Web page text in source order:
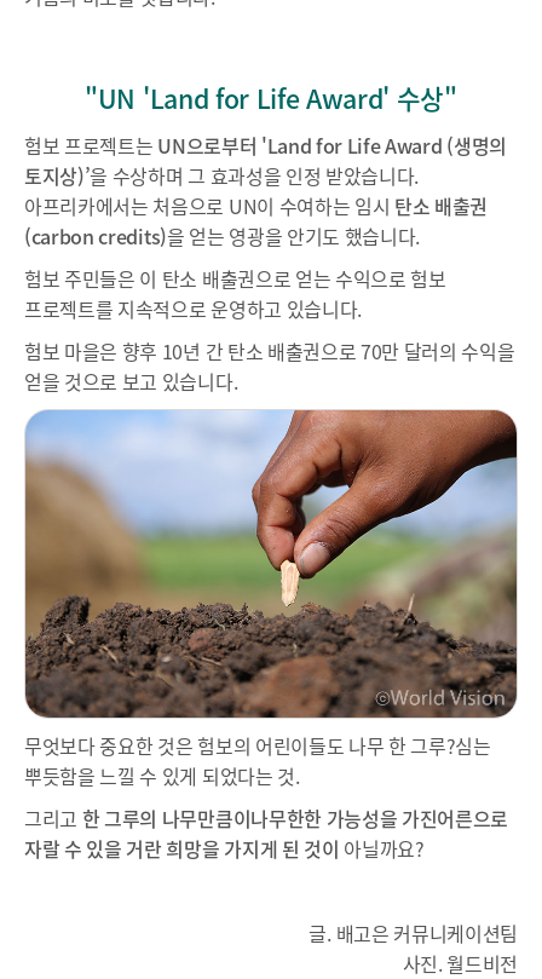
"UN 'Land for Life Award' 수상"
험보 프로젝트는 UN으로부터 'Land for Life Award (생명의
토지상)’을 수상하며 그 효과성을 인정 받았습니다.
아프리카에서는 처음으로 UN이 수여하는 임시 탄소 배출권
(carbon credits)을 얻는 영광을 안기도 했습니다.
험보 주민들은 이 탄소 배출권으로 얻는 수익으로 험보
프로젝트를 지속적으로 운영하고 있습니다.
험보 마을은 향후 10년 간 탄소 배출권으로 70만 달러의 수익을
얻을 것으로 보고 있습니다.
무엇보다 중요한 것은 험보의 어린이들도 나무 한 그루?심는
뿌듯함을 느낄 수 있게 되었다는 것.
그리고 한 그루의 나무만큼이나무한한 가능성을 가진어른으로
자랄 수 있을 거란 희망을 가지게 된 것이 아닐까요?
글. 배고은 커뮤니케이션팀
사진. 월드비전